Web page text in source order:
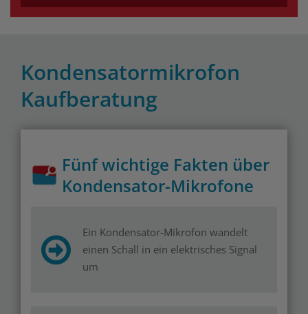
Kondensatormikrofon
Kaufberatung
Fünf wichtige Fakten über
Kondensator-Mikrofone
Ein Kondensator-Mikrofon wandelt
einen Schall in ein elektrisches Signal
um